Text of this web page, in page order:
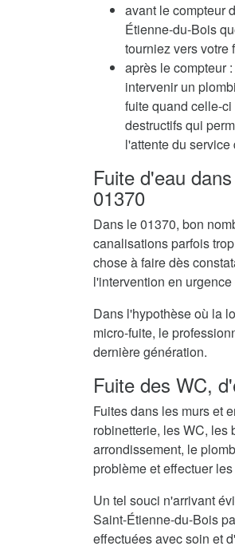
avant le compteur
Étienne-du-Bois
tourniez vers votre
après le compteur
intervenir un
fuite quand celle-
destructifs qui
l'attente du
Fuite d'eau
01370
Dans le 01370, bon
canalisations parfois
chose à faire dès
l'intervention en
Dans l'hypothèse où la
micro-fuite, le
dernière génération.
Fuite des WC,
Fuites dans les murs et
robinetterie, les WC, les
arrondissement, le
problème et effectuer
Un tel souci n'arrivant
Saint-Étienne-du-Bois
effectuées avec soin et